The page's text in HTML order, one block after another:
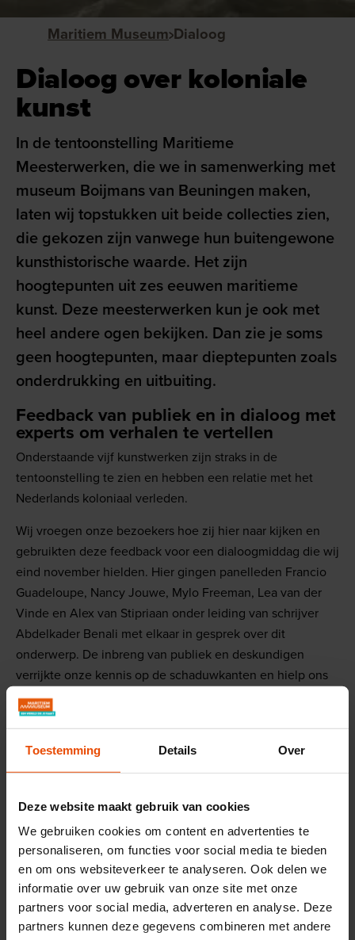
Toestemming Details Over
Deze website maakt gebruik van cookies
We gebruiken cookies om content en advertenties te
personaliseren, om functies voor social media te bieden
en om ons websiteverkeer te analyseren. Ook delen we
informatie over uw gebruik van onze site met onze
partners voor social media, adverteren en analyse. Deze
partners kunnen deze gegevens combineren met andere
Maritiem Museum Dialoog
Dialoog over koloniale
kunst
In de tentoonstelling Maritieme
Meesterwerken, die we in samenwerking met
museum Boijmans van Beuningen maken,
laten wij topstukken uit beide collecties zien,
die gekozen zijn vanwege hun buitengewone
kunsthistorische waarde. Het zijn
hoogtepunten uit zes eeuwen maritieme
kunst. Deze meesterwerken kun je ook met
heel andere ogen bekijken. Dan zie je soms
geen hoogtepunten, maar dieptepunten zoals
onderdrukking en uitbuiting.
Feedback van publiek en in dialoog met
experts om verhalen te vertellen
Onderstaande vijf kunstwerken zijn straks in de
tentoonstelling te zien en hebben een relatie met het
Nederlands koloniaal verleden.
Wij vroegen onze bezoekers hoe zij hier naar kijken en
gebruikten deze feedback voor een dialoogmiddag die wij
eind november hielden. Hier gingen panelleden Francio
Guadeloupe, Nancy Jouwe, Mylo Freeman, Lea van der
Vinde en Alex van Stipriaan onder leiding van schrijver
Abdelkader Benali met elkaar in gesprek over dit
onderwerp. De inbreng van publiek en deskundigen
verrijkte onze kennis op de schaduwkanten en hielp ons
om deze keerzijden te vertellen in het museum en in de
tentoonstelling Maritieme Meesterwerken.